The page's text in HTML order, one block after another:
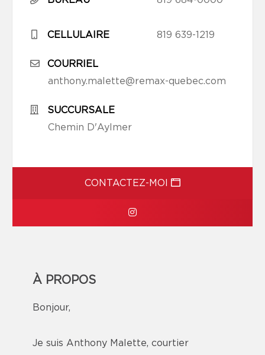
CELLULAIRE 819 639-1219
COURRIEL
anthony.malette@remax-quebec.com
SUCCURSALE
Chemin D'Aylmer
CONTACTEZ-MOI
À PROPOS
Bonjour,
Je suis Anthony Malette, courtier